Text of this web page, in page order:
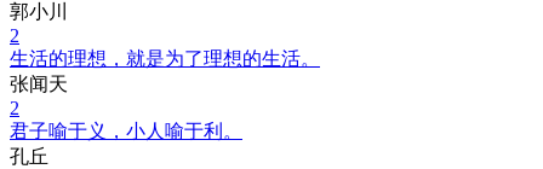
郭小川
2
生活的理想，就是为了理想的生活。
张闻天
2
君子喻于义，小人喻于利。
孔丘